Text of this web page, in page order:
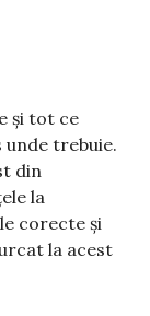
și tot ce
unde trebuie.
din
la
corecte și
la acest